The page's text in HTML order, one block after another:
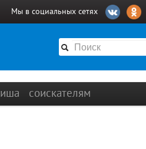
Мы в социальных сетях
соискателям